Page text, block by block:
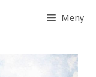
Meny